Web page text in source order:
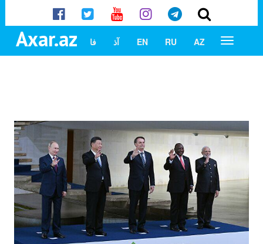
Axar.az AZ
RU
EN آذ فا